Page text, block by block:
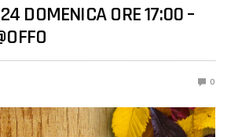
DOMENICA ORE 17:00 –
0